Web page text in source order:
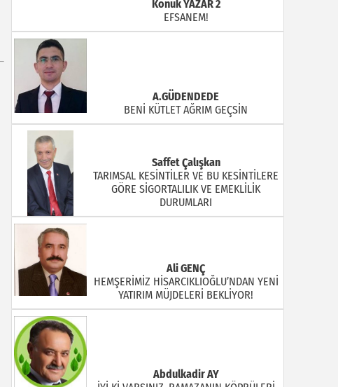
Konuk YAZAR 2
EFSANEM!
A.GÜDENDEDE
BENİ KÜTLET AĞRIM GEÇSİN
Saffet Çalışkan
TARIMSAL KESİNTİLER VE BU KESİNTİLERE
GÖRE SİGORTALILIK VE EMEKLİLİK
DURUMLARI
Ali GENÇ
HEMŞERİMİZ HİSARCIKLIOĞLU’NDAN YENİ
YATIRIM MÜJDELERİ BEKLİYOR!
Abdulkadir AY